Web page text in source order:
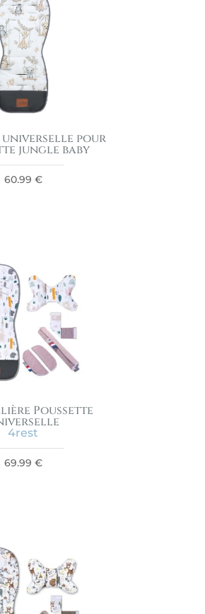
pour
jungle baby
60.99 €
Poussette
4rest
69.99 €